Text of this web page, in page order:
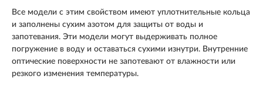
Все модели с этим свойством имеют уплотнительные кольца
и заполнены сухим азотом для защиты от воды и
запотевания. Эти модели могут выдерживать полное
погружение в воду и оставаться сухими изнутри. Внутренние
оптические поверхности не запотевают от влажности или
резкого изменения температуры.